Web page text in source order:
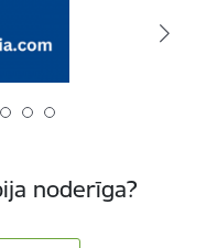
noderīga?